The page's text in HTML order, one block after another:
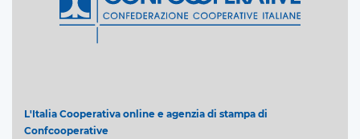
L'Italia Cooperativa online e agenzia di stampa di
Confcooperative